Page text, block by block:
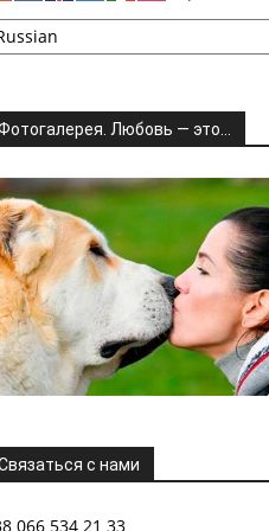
Любовь — это…
с нами
066 534 21 33